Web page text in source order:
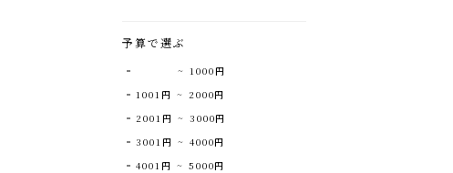
予算で選ぶ
~ 1000円
1001円 ~ 2000円
2001円 ~ 3000円
3001円 ~ 4000円
4001円 ~ 5000円